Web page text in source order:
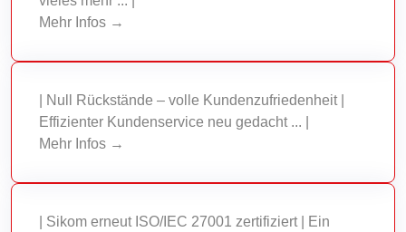
Mehr Infos →
| Null Rückstände – volle Kundenzufriedenheit |
Effizienter Kundenservice neu gedacht ... |
Mehr Infos →
| Sikom erneut ISO/IEC 27001 zertifiziert | Ein